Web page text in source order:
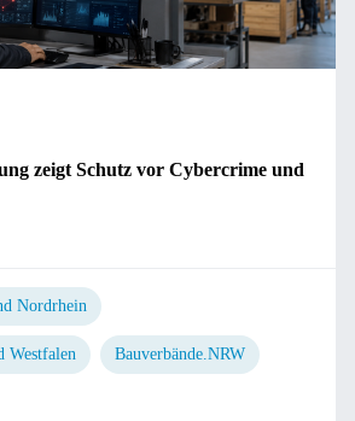
zeigt Schutz vor Cybercrime und
Nordrhein
Westfalen Bauverbände.NRW